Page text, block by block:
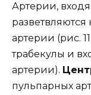
Артерии,
артерии (рис.
трабекулы и
артерии).
пульпарных